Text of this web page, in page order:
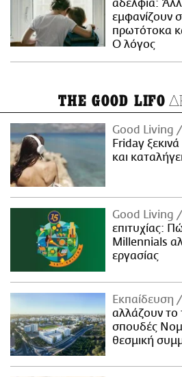
αδέλφια:
εμφανίζουν
πρωτότοκα
Ο λόγος
THE GOOD LIFO
Good Living
Friday
και
Good Living
επιτυχίας:
Millennials
εργασίας
Εκπαίδευση
αλλάζουν το
σπουδές
θεσμική